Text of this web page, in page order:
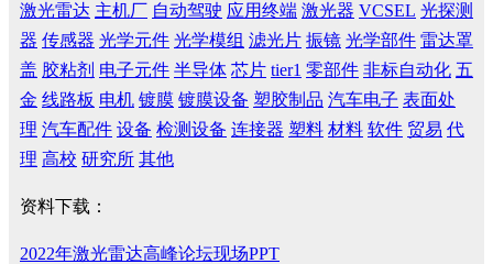
激光雷达 主机厂 自动驾驶 应用终端 激光器 VCSEL 光探测
器 传感器 光学元件 光学模组 滤光片 振镜 光学部件 雷达罩
盖 胶粘剂 电子元件 半导体 芯片 tier1 零部件 非标自动化 五
金 线路板 电机 镀膜 镀膜设备 塑胶制品 汽车电子 表面处
理 汽车配件 设备 检测设备 连接器 塑料 材料 软件 贸易 代
理 高校 研究所 其他
资料下载：
2022年激光雷达高峰论坛现场PPT